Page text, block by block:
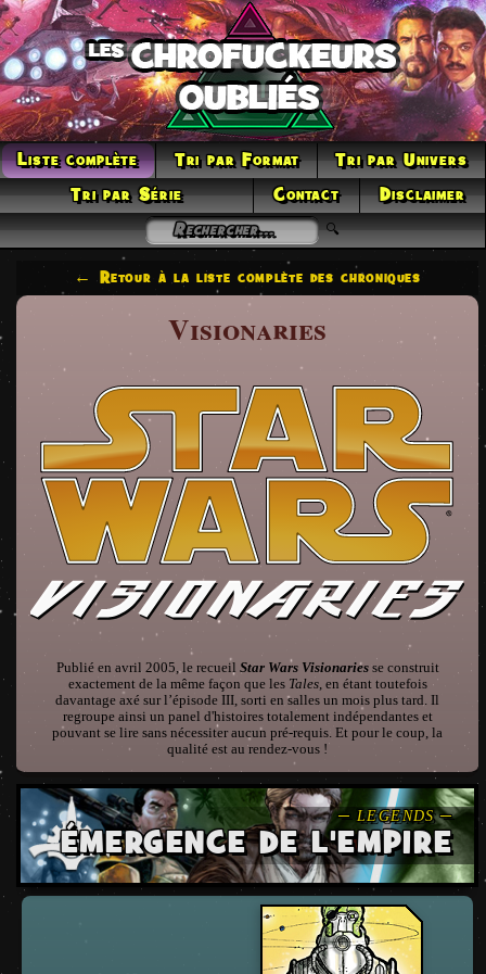
Liste complète Tri par Format
Tri par Univers
Tri par Série
Contact Disclaimer
← Retour à la liste complète des chroniques
Visionaries
Publié en avril 2005, le recueil Star Wars Visionariesse construit
exactement de la même façon que les Tales, en étant toutefois
davantage axé sur l’épisode III, sorti en salles un mois plus tard. Il
regroupe ainsi un panel d'histoires totalement indépendantes et
pouvant se lire sans nécessiter aucun pré-requis. Et pour le coup, la
qualité est au rendez-vous !
ÉMERGENCE DE L'EMPIRE